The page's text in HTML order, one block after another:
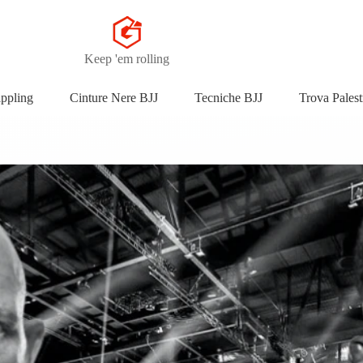
Keep 'em rolling
Cinture Nere BJJ Tecniche BJJ Trova